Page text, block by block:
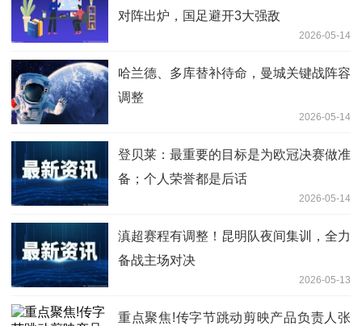
对阵出炉，国足避开3大强敌
2026-05-14
哈兰德、多库替补待命，曼城关键战阵容
调整
2026-05-14
登贝莱：最重要的目标是为欧冠决赛做准
备；个人荣誉都是后话
2026-05-14
滇超赛程有调整！昆明队夜间集训，全力
备战主场对决
2026-05-13
重点聚焦!传字节跳动剪映产品负责人张